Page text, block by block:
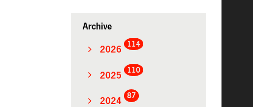
Archive
2026
114
2025
110
2024
87